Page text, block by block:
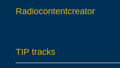
Radiocontentcreator
TIP tracks